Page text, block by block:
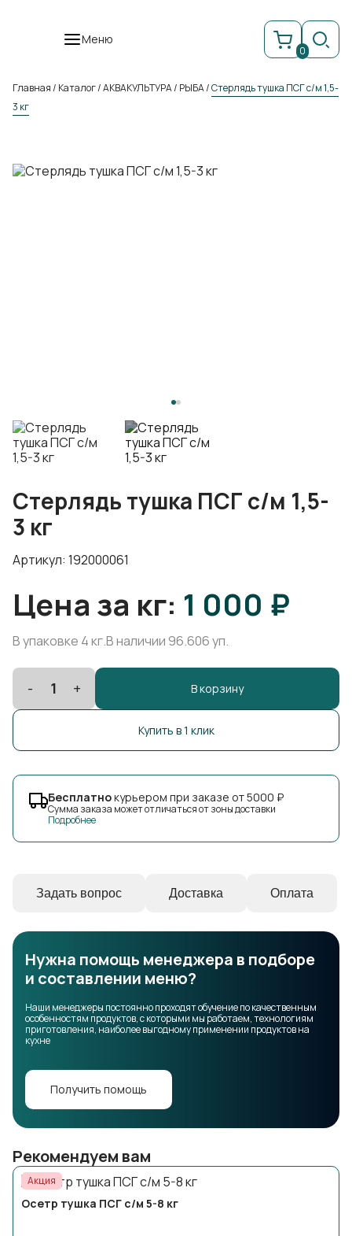
Меню
0
Главная/ Каталог/АКВАКУЛЬТУРА/ РЫБА/Стерлядь тушка ПСГ с/м 1,5-
3 кг
Стерлядь тушка ПСГ с/м 1,5-
3 кг
Артикул: 192000061
Цена за кг: 1 000 ₽
В упаковке 4 кг.В наличии 96.606 уп.
- 1 + В корзину
Купить в 1 клик
Бесплатнокурьером при заказе от 5000 ₽
Сумма заказа может отличаться от зоны доставки
Подробнее
Задать вопрос Доставка Оплата
Нужна помощь менеджера в подборе
и составлении меню?
Наши менеджеры постоянно проходят обучение по качественным
особенностям продуктов, с которыми мы работаем, технологиям
приготовления, наиболее выгодному применении продуктов на
кухне
Получить помощь
Рекомендуем вам
Акция
Осетр тушка ПСГ с/м 5-8 кг